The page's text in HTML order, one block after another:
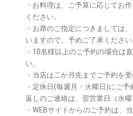
・お料理は、ご予算に応じてお
ください。
・お席のご指定につきましては
いますので、予めご了承ください
・10名様以上のご予約の場合は
い。
・当店は二か月先までご予約を
・定休日(毎週月・火曜日)にご
返しのご連絡は、翌営業日（水曜
・WEBサイトからのご予約は、